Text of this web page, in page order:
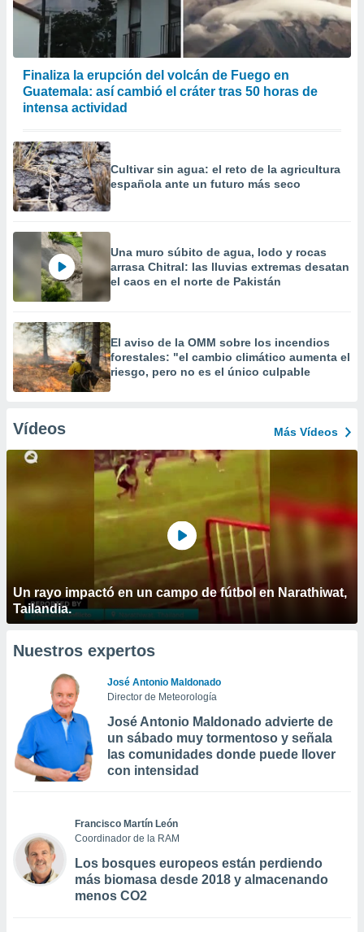
Finaliza la erupción del volcán de Fuego en
Guatemala: así cambió el cráter tras 50 horas de
intensa actividad
Cultivar sin agua: el reto de la agricultura
española ante un futuro más seco
Una muro súbito de agua, lodo y rocas
arrasa Chitral: las lluvias extremas desatan
el caos en el norte de Pakistán
El aviso de la OMM sobre los incendios
forestales: "el cambio climático aumenta el
riesgo, pero no es el único culpable
Vídeos Más Vídeos
Un rayo impactó en un campo de fútbol en Narathiwat,
Tailandia.
Nuestros expertos
José Antonio Maldonado
Director de Meteorología
José Antonio Maldonado advierte de
un sábado muy tormentoso y señala
las comunidades donde puede llover
con intensidad
Francisco Martín León
Coordinador de la RAM
Los bosques europeos están perdiendo
más biomasa desde 2018 y almacenando
menos CO2